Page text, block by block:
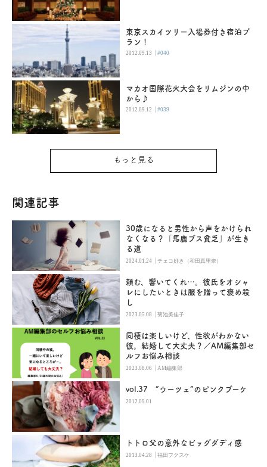
東京スカイツリー入場券付き宿泊プ
ラン！
2012.09.13 |#040
マカオ国際花火大会をリムジンの中
から♪
2012.09.12 |#039
もっと見る
関連記事
30歳になると男性から声をかけられ
なくなる？「馬鹿ブス貧乏」が生き
る道
2024.01.24 |チェコ好き（和田真里奈）
頼む、響いてくれ…。彼氏をオシャ
レにしたいときは服を贈って褒め殺
し
2023.05.08 |菊池美佳子
同棲は楽しいけど、性欲がわかない
彼。結婚して大丈夫？／AM編集部セ
ルフお悩み相談
2023.08.06 | AM編集部
vol.37 ”ウーツェ”のピンクブーケ
2012.09.01
トトロ父の意外なビッグダディ感
2013.04.28 |福田フクスケ